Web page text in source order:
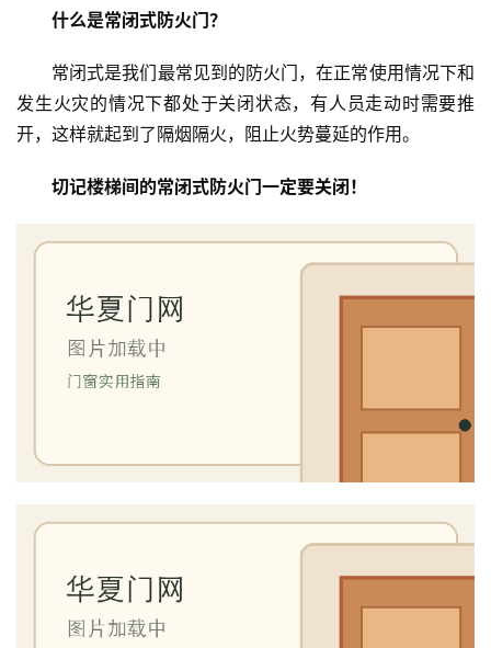
页
卫
什么是常闭式防火门？
常闭式是我们最常见到的防火门，在正常使用情况下和
发生火灾的情况下都处于关闭状态，有人员走动时需要推
开，这样就起到了隔烟隔火，阻止火势蔓延的作用。
切记楼梯间的常闭式防火门一定要关闭！